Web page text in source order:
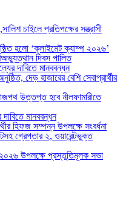
চাইলে প্রতিপক্ষের সন্ত্রাসী
হলো ‘ক্লাইমেট ক্যাম্প ২০২৬’
দিবস পালিত
দাবিতে মানববন্ধন
দেড় হাজারের বেশি সেবাপ্রার্থীর
উত্তপ্ত হবে নীলফামারীতে
মানববন্ধন
হিফজ সম্পন্ন উপলক্ষে সংবর্ধনা
গ্রেপ্তার ২, ওয়ারেন্টভুক্ত
উপলক্ষে প্রস্তুতিমূলক সভা